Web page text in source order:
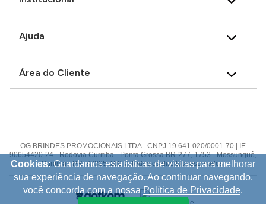
Ajuda
Área do Cliente
OG BRINDES PROMOCIONAIS LTDA - CNPJ 19.641.020/0001-70 | IE
90654420-24 - Rodovia Curitiba - Ponta Grossa BR-277, 1753 - Mossunguê,
Curitiba - PR, 82305-100 © Todos os direitos reservados.
Cookies:Guardamos estatísticas de visitas para melhorar
sua experiência de navegação. Ao continuar navegando,
você concorda com a nossaPolítica de Privacidade.